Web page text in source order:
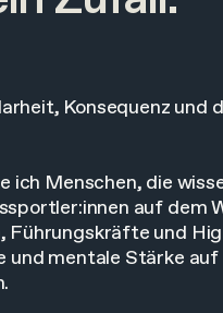
Konsequenz und
ich Menschen, die
auf dem
Führungskräfte und
und mentale Stärke auf